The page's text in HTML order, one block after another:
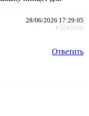
28/06/2026 17:29:05
#3245150
Ответить